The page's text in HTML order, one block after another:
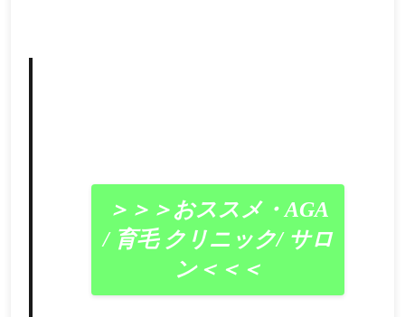
＞＞＞おススメ・AGA
/ 育毛 クリニック/ サロ
ン＜＜＜